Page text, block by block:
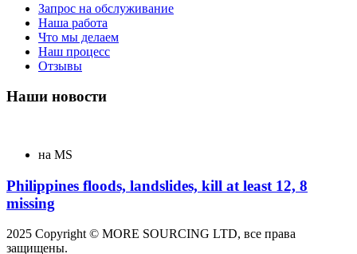
Запрос на обслуживание
Наша работа
Что мы делаем
Наш процесс
Отзывы
Наши новости
на MS
Philippines floods, landslides, kill at least 12, 8
missing
2025 Copyright © MORE SOURCING LTD, все права
защищены.